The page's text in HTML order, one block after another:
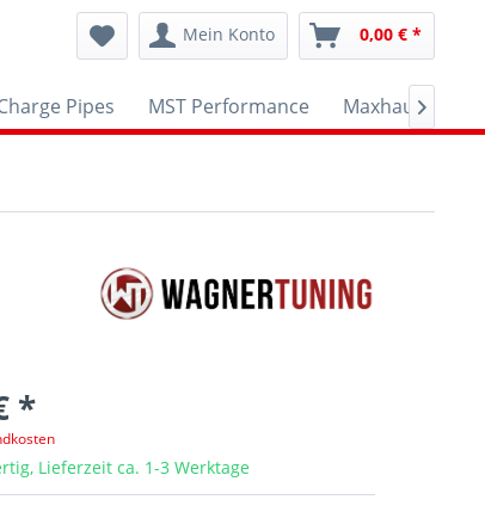
Mein Konto 0,00 € *
Pipes MST Performance Maxhaust

*
Lieferzeit ca. 1-3 Werktage